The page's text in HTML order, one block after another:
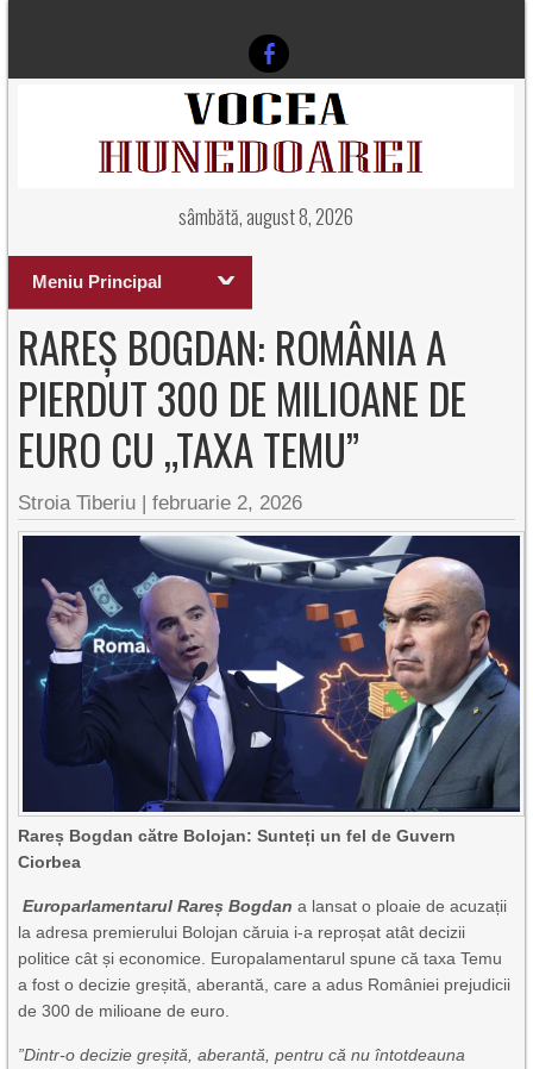
sâmbătă, august 8, 2026
Meniu Principal
RAREȘ BOGDAN: ROMÂNIA A
PIERDUT 300 DE MILIOANE DE
EURO CU „TAXA TEMU”
Stroia Tiberiu |februarie 2, 2026
Rareș Bogdan către Bolojan: Sunteți un fel de Guvern
Ciorbea
Europarlamentarul Rareș Bogdan a lansat o ploaie de acuzații
la adresa premierului Bolojan căruia i-a reproșat atât decizii
politice cât și economice. Europalamentarul spune că taxa Temu
a fost o decizie greșită, aberantă, care a adus României prejudicii
de 300 de milioane de euro.
”Dintr-o decizie greșită, aberantă, pentru că nu întotdeauna